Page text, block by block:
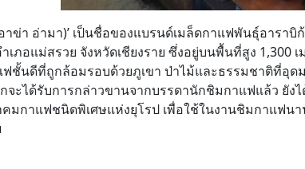
อาข่า อ่ามา)’ เป็นชื่อของแบรนด์เมล็ดกาแฟพันธุ์อาร
เภอแม่สรวย จังหวัดเชียงราย ซึ่งอยู่บนพื้นที่สูง 1,300
ฟชั้นดีที่ถูกล้อมรอบด้วยภูเขา ป่าไม้และธรรมชาติที่อุ
จะได้รับการกล่าวขานจากบรรดานักชิมกาแฟแล้ว ยั
คมกาแฟชนิดพิเศษแห่งยุโรป เพื่อใช้ในงานชิมกาแฟน